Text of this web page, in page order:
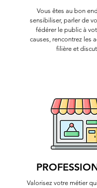
Vous êtes au bon
sensibiliser, parler de
fédérer le public à
causes, rencontrez les
filière et
Valorisez votre métier